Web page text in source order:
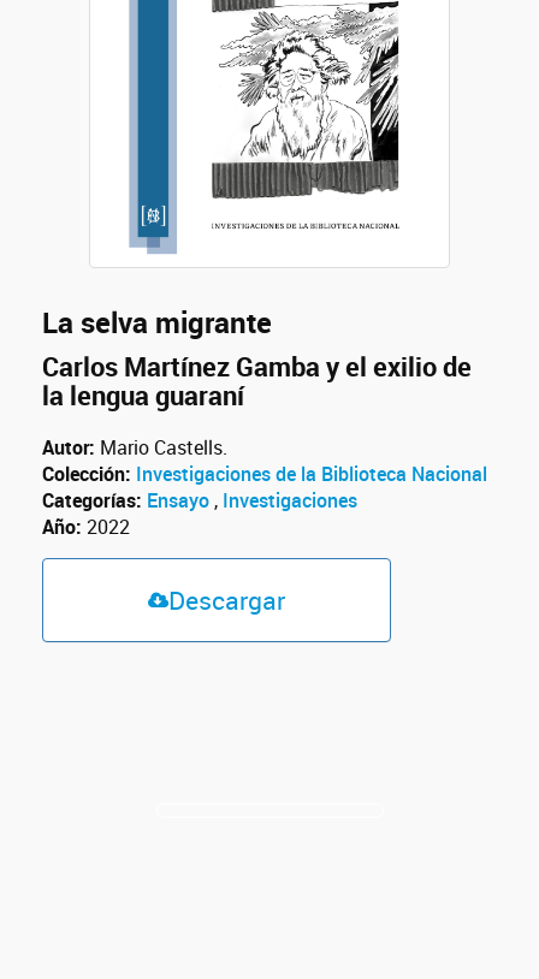
La selva migrante
Carlos Martínez Gamba y el exilio de
la lengua guaraní
Autor: Mario Castells.
Colección: Investigaciones de la Biblioteca Nacional
Categorías: Ensayo, Investigaciones
Año: 2022
Descargar